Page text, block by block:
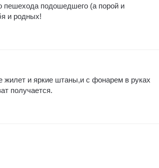
пешехода подошедшего (а порой и
и родных!
жилет и яркие штаны,и с фонарем в руках
получается.